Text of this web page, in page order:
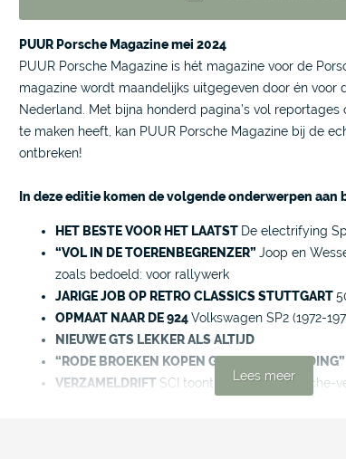
PUUR Porsche Magazine mei 2024
PUUR Porsche Magazine is hét magazine voor de
magazine wordt maandelijks uitgegeven door én voor
Nederland. Met bijna honderd pagina’s vol
te maken heeft, kan PUUR Porsche Magazine bij de
ontbreken!
In deze editie komen de volgende onderwerpen aan
HET BESTE VOOR HET LAATST De electrifying
“VOL IN DE TOERENBEGRENZER” Joop en
zoals bedoeld: voor rallywerk
JARIGE JOB OP RETRO CLASSICS STUTTGART
OPMAAT NAAR DE 924Volkswagen SP2 (1972-
NIEUWE GTS LEKKER ALS ALTIJD
“RODE BROEKEN KOPEN GEEN GETUNED DING”
VERZAMELDRIFT SCI toont bijzondere Porsche-
Lees meer